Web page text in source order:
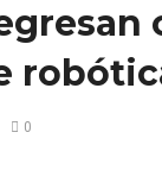
0